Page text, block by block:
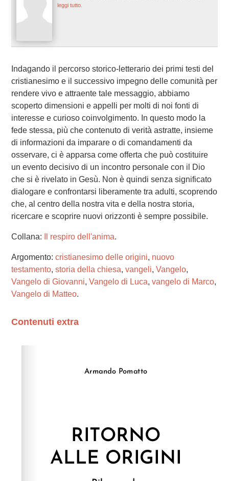
leggi tutto.
Indagando il percorso storico-letterario dei primi testi del
cristianesimo e il successivo impegno delle comunità per
rendere vivo e attraente tale messaggio, abbiamo
scoperto dimensioni e appelli per molti di noi fonti di
interesse e curioso coinvolgimento. In questo modo la
fede stessa, più che contenuto di verità astratte, insieme
di informazioni da imparare o di comandamenti da
osservare, ci è apparsa come offerta che può costituire
un evento decisivo di un incontro personale con il Dio
che si è rivelato in Gesù. Non è quindi senza significato
dialogare e confrontarsi liberamente tra adulti, scoprendo
che, al centro della nostra vita e della nostra storia,
ricercare e scoprire nuovi orizzonti è sempre possibile.
Collana: Il respiro dell'anima.
Argomento: cristianesimo delle origini, nuovo
testamento, storia della chiesa, vangeli, Vangelo,
Vangelo di Giovanni, Vangelo di Luca, vangelo di Marco,
Vangelo di Matteo.
Contenuti extra
documentation.